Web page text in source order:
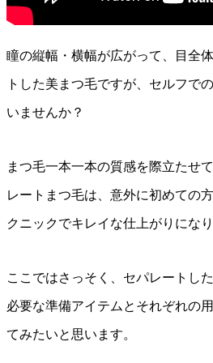
瞳の縦幅・横幅が広がって、目全
トした美まつ毛ですが、セルフで
いませんか？
まつ毛一本一本の質感を際立たせ
レートまつ毛は、意外に初めての
クニックでキレイな仕上がりになり
ここではさっそく、セパレートし
必要な準備アイテムとそれぞれの
てみたいと思います。